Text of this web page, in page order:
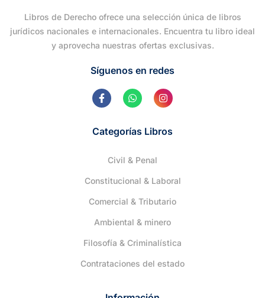
Libros de Derecho ofrece una selección única de libros
jurídicos nacionales e internacionales. Encuentra tu libro ideal
y aprovecha nuestras ofertas exclusivas.
Síguenos en redes
Categorías Libros
Civil & Penal
Constitucional & Laboral
Comercial & Tributario
Ambiental & minero
Filosofía & Criminalística
Contrataciones del estado